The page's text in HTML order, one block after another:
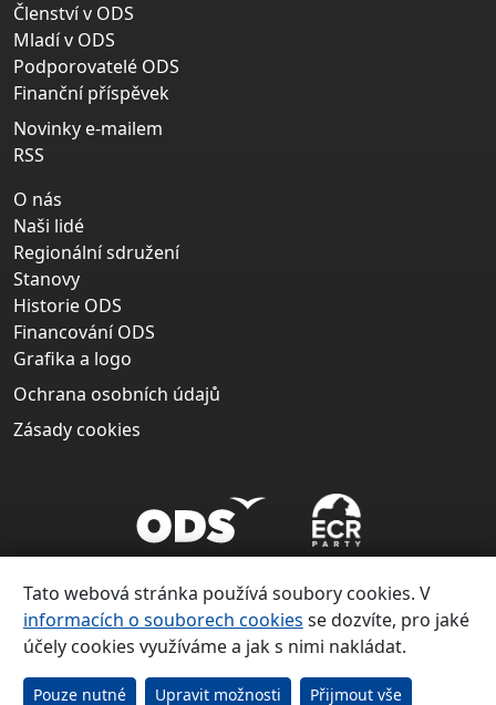
Členství v ODS
Mladí v ODS
Podporovatelé ODS
Finanční příspěvek
Novinky e-mailem
RSS
O nás
Naši lidé
Regionální sdružení
Stanovy
Historie ODS
Financování ODS
Grafika a logo
Ochrana osobních údajů
Zásady cookies
Copyright ©
Občanská demokratická strana 1991 – 2026
Tato webová stránka používá soubory cookies. V
informacích o souborech cookies se dozvíte, pro jaké
účely cookies využíváme a jak s nimi nakládat.
Pouze nutné Upravit možnosti Přijmout vše